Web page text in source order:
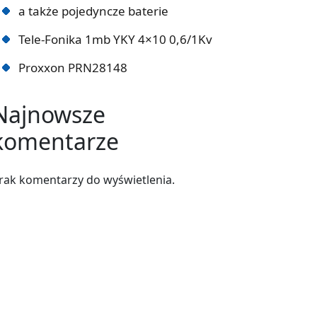
a także pojedyncze baterie
Tele-Fonika 1mb YKY 4×10 0,6/1Kv
Proxxon PRN28148
komentarzy do wyświetlenia.